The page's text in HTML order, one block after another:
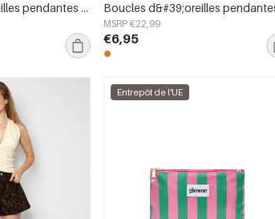
Boucles d&#39;oreilles pendantes en acier inoxydable, forme elliptique, style décontracté, collection simple pour femmes
MSRP €22,99
€6,95
Entrepôt de l'UE